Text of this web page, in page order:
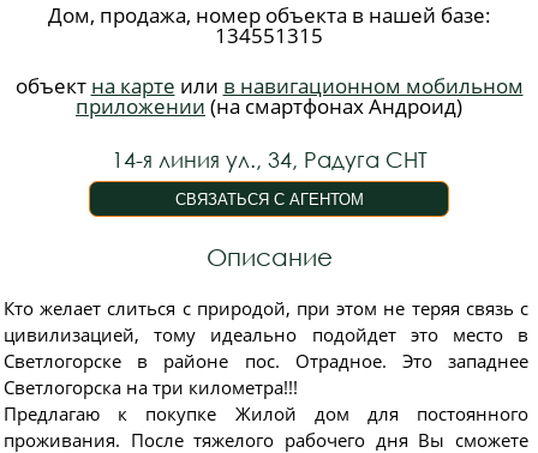
Дом, продажа, номер объекта в нашей базе:
134551315
объект на карте или в навигационном мобильном
приложении (на смартфонах Андроид)
14-я линия ул., 34, Радуга СНТ
Описание
Кто желает слиться с природой, при этом не теряя связь с
цивилизацией, тому идеально подойдет это место в
Светлогорске в районе пос. Отрадное. Это западнее
Светлогорска на три километра!!!
Предлагаю к покупке Жилой дом для постоянного
проживания. Пoсле тяжелого рабочего дня Вы сможете